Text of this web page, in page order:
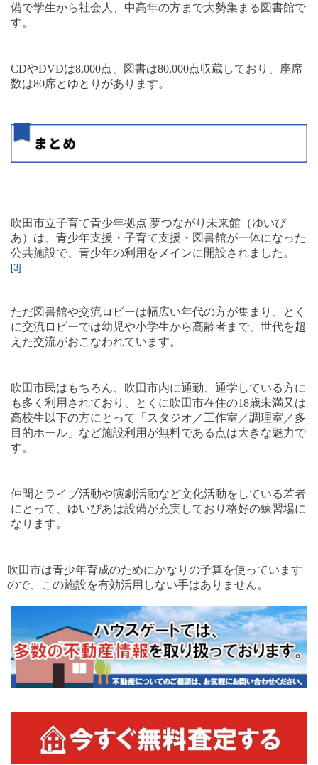
備で学生から社会人、中高年の方まで大勢集まる図書館で
す。
CDやDVDは8,000点、図書は80,000点収蔵しており、座席
数は80席とゆとりがあります。
吹田市立子育て青少年拠点 夢つながり未来館（ゆいぴ
あ）は、青少年支援・子育て支援・図書館が一体になった
公共施設で、青少年の利用をメインに開設されました。
[3]
ただ図書館や交流ロビーは幅広い年代の方が集まり、とく
に交流ロビーでは幼児や小学生から高齢者まで、世代を超
えた交流がおこなわれています。
吹田市民はもちろん、吹田市内に通勤、通学している方に
も多く利用されており、とくに吹田市在住の18歳未満又は
高校生以下の方にとって「スタジオ／工作室／調理室／多
目的ホール」など施設利用が無料である点は大きな魅力で
す。
仲間とライブ活動や演劇活動など文化活動をしている若者
にとって、ゆいぴあは設備が充実しており格好の練習場に
なります。
吹田市は青少年育成のためにかなりの予算を使っています
ので、この施設を有効活用しない手はありません。